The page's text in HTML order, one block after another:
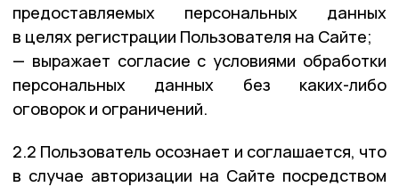
предоставляемых персональных данных
в целях регистрации Пользователя на Сайте;
— выражает согласие с условиями обработки
персональных данных без каких-либо
оговорок и ограничений.
2.2 Пользователь осознает и соглашается, что
в случае авторизации на Сайте посредством